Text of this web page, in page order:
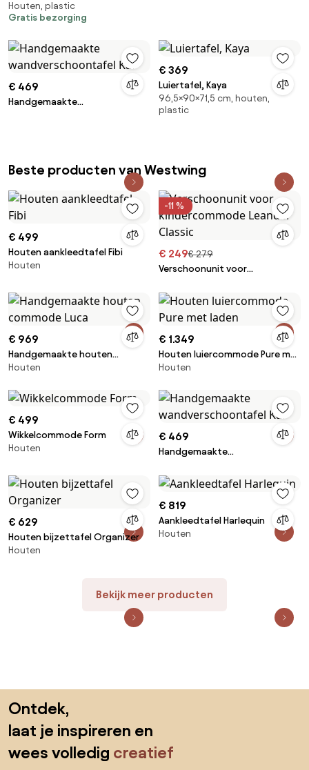
Opvouwbare Verschoontafel
met 2 stoffen lades, zijmand
verstelbare draagbare
verschoontafel met
multifunctionele kinderkamer
Lichtgrijs
Houten, plastic
Gratis bezorging
€ 469
Handgemaakte
€ 369
Luiertafel, Kaya
96,5×90×71,5 cm, houten,
plastic
Beste producten van Westwing
€ 499
Houten aankleedtafel Fibi
Houten
-11 %
€ 249€ 279
Verschoonunit voor
Classic
€ 969
Handgemaakte houten
commode Luca
Houten
€ 1.349
Houten luiercommode Pure met
laden
Houten
€ 499
Wikkelcommode Form
Houten
€ 469
Handgemaakte
€ 629
Houten bijzettafel Organizer
Houten
€ 819
Aankleedtafel Harlequin
Houten
Bekijk meer producten
Ontdek,
laat je inspireren en
wees volledig creatief